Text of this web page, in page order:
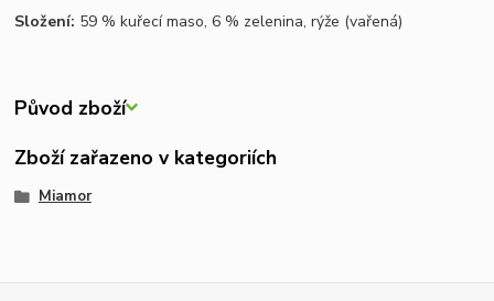
Složení: 59 % kuřecí maso, 6 % zelenina, rýže (vařená)
Původ zboží
Zboží zařazeno v kategoriích
Miamor